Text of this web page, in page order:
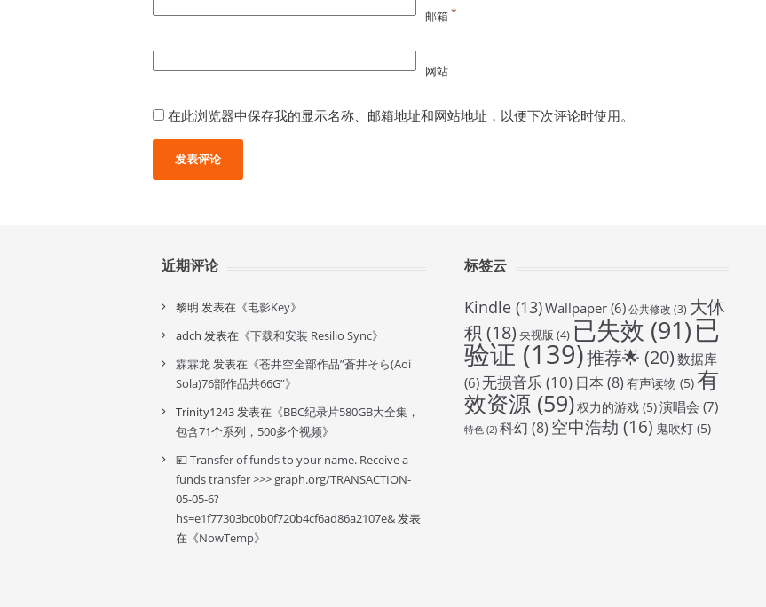
邮箱*
网站
在此浏览器中保存我的显示名称、邮箱地址和网站地址，以便下次评论时使用。
近期评论
黎明 发表在《电影Key》
adch 发表在《下载和安装 Resilio Sync》
霖霖龙发表在《苍井空全部作品”蒼井そら(Aoi
Sola)76部作品共66G”》
Trinity1243发表在《BBC纪录片580GB大全集，
包含71个系列，500多个视频》
💴 Transfer of funds to your name. Receive a
funds transfer >>> graph.org/TRANSACTION-
05-05-6?
hs=e1f77303bc0b0f720b4cf6ad86a2107e&发表
在《NowTemp》
标签云
Kindle (13)Wallpaper (6)公共修改 (3) 大体
积 (18) 央视版 (4) 已失效 (91)已
验证 (139)推荐🌟 (20) 数据库
(6) 无损音乐(10) 日本 (8) 有声读物 (5)有
效资源 (59)权力的游戏 (5)演唱会 (7)
特色 (2) 科幻 (8) 空中浩劫 (16) 鬼吹灯 (5)